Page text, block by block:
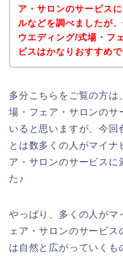
ア・サロンのサービス
ルなどを調べましたが
ウエディング/式場・フ
ビスはかなりおすすめで
多分こちらをご覧の方は
場・フェア・サロンのサ
いると思いますが、今回
とは数多くの人がマイナ
ア・サロンのサービスに
た♪
やっぱり、多くの人がマ
ェア・サロンのサービ
は自然と広がっていくも